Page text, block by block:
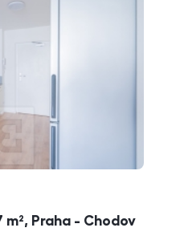
Praha - Chodov